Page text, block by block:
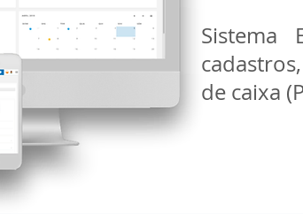
Sistema
de caixa